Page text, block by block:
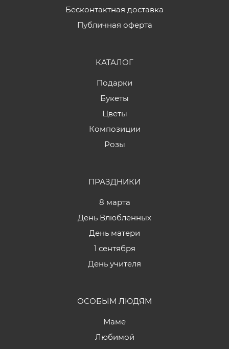
Бесконтактная доставка
Публичная оферта
КАТАЛОГ
Подарки
Букеты
Цветы
Композиции
Розы
ПРАЗДНИКИ
8 марта
День Влюбленных
День матери
1 сентября
День учителя
ОСОБЫМ ЛЮДЯМ
Маме
Любимой